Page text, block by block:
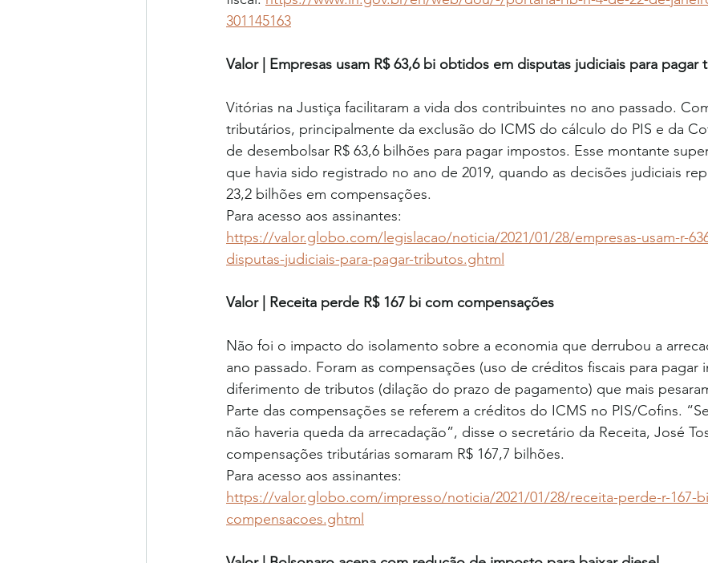
301145163
Valor | Empresas usam R$ 63,6 bi obtidos em disputas judiciais para pagar
Vitórias na Justiça facilitaram a vida dos contribuintes no ano passado.
tributários, principalmente da exclusão do ICMS do cálculo do PIS e da
de desembolsar R$ 63,6 bilhões para pagar impostos. Esse montante
que havia sido registrado no ano de 2019, quando as decisões judiciais
23,2 bilhões em compensações.
Para acesso aos assinantes:
https://valor.globo.com/legislacao/noticia/2021/01/28/empresas-usam-r-
disputas-judiciais-para-pagar-tributos.ghtml
Valor | Receita perde R$ 167 bi com compensações
Não foi o impacto do isolamento sobre a economia que derrubou a
ano passado. Foram as compensações (uso de créditos fiscais para pagar
diferimento de tributos (dilação do prazo de pagamento) que mais
Parte das compensações se referem a créditos do ICMS no PIS/Cofins.
não haveria queda da arrecadação”, disse o secretário da Receita, José
compensações tributárias somaram R$ 167,7 bilhões.
Para acesso aos assinantes:
https://valor.globo.com/impresso/noticia/2021/01/28/receita-perde-r-167-
compensacoes.ghtml